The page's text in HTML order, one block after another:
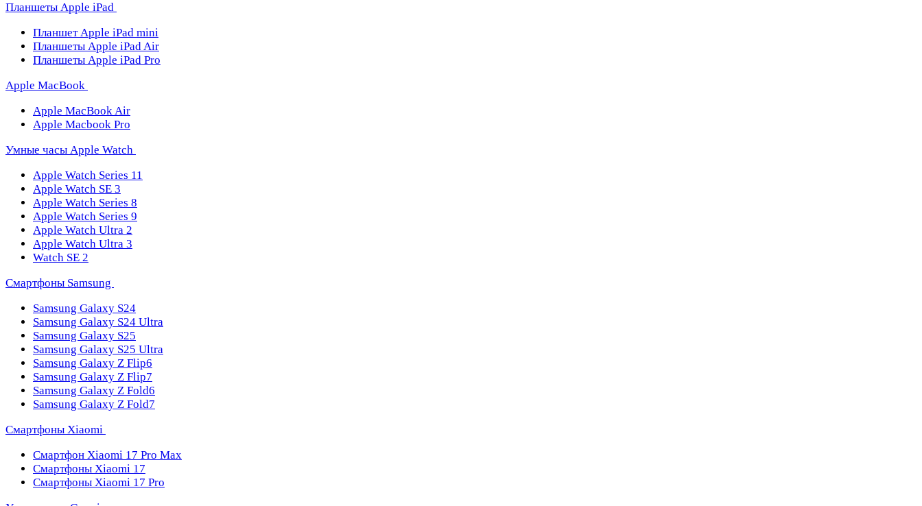
Планшеты Apple iPad
Планшет Apple iPad mini
Планшеты Apple iPad Air
Планшеты Apple iPad Pro
Apple MacBook
Apple MacBook Air
Apple Macbook Pro
Умные часы Apple Watch
Apple Watch Series 11
Apple Watch SE 3
Apple Watch Series 8
Apple Watch Series 9
Apple Watch Ultra 2
Apple Watch Ultra 3
Watch SE 2
Смартфоны Samsung
Samsung Galaxy S24
Samsung Galaxy S24 Ultra
Samsung Galaxy S25
Samsung Galaxy S25 Ultra
Samsung Galaxy Z Flip6
Samsung Galaxy Z Flip7
Samsung Galaxy Z Fold6
Samsung Galaxy Z Fold7
Смартфоны Xiaomi
Смартфон Xiaomi 17 Pro Max
Смартфоны Xiaomi 17
Смартфоны Xiaomi 17 Pro